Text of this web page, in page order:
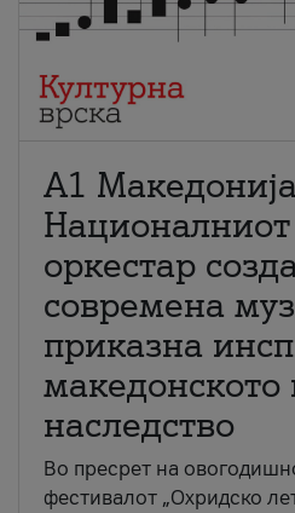
А1
Националниот
оркестар
современа
приказна
македонското
наследство
Во пресрет на
фестивалот „Охридско